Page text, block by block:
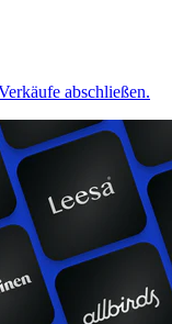
abschließen.